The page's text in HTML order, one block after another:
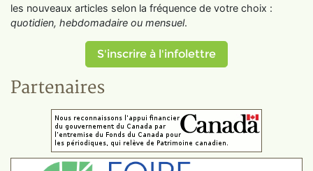
les nouveaux articles selon la fréquence de votre choix :
quotidien, hebdomadaire ou mensuel.
S'inscrire à l'infolettre
Partenaires